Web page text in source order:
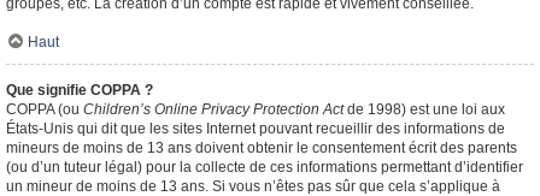
groupes, etc. La création d’un compte est rapide et vivement conseillée.
Haut
Que signifie COPPA ?
COPPA (ou Children’s Online Privacy Protection Actde 1998) est une loi aux
États-Unis qui dit que les sites Internet pouvant recueillir des informations de
mineurs de moins de 13 ans doivent obtenir le consentement écrit des parents
(ou d’un tuteur légal) pour la collecte de ces informations permettant d’identifier
un mineur de moins de 13 ans. Si vous n’êtes pas sûr que cela s’applique à